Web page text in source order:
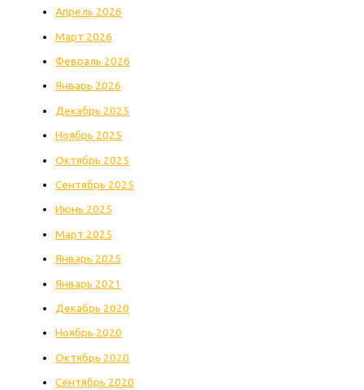
Апрель 2026
Март 2026
Февраль 2026
Январь 2026
Декабрь 2025
Ноябрь 2025
Октябрь 2025
Сентябрь 2025
Июнь 2025
Март 2025
Январь 2025
Январь 2021
Декабрь 2020
Ноябрь 2020
Октябрь 2020
Сентябрь 2020